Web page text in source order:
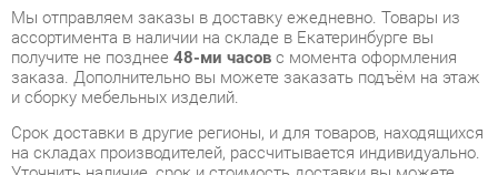
Срок доставки в другие регионы, и для товаров, находящихся
на складах производителей, рассчитывается индивидуально.
Уточнить наличие, срок и стоимость доставки вы можете
через формуобратной связи.
В любой момент до передачи заказа в доставку, а также в
течение 7-ми дней после получения заказа вы можете
изменить выборили принять решение об отказе от покупки.